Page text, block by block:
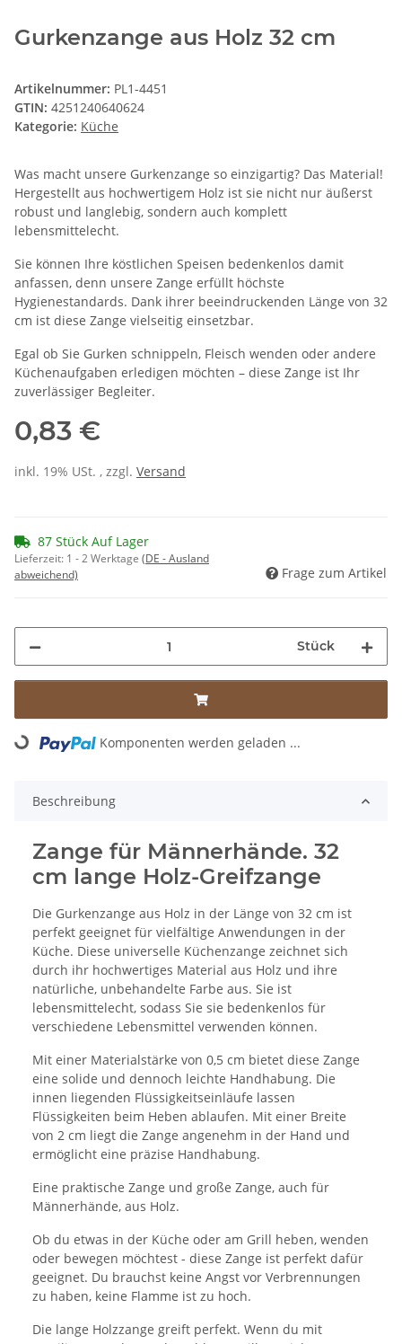
Gurkenzange aus Holz 32 cm
Artikelnummer: PL1-4451
GTIN: 4251240640624
Kategorie: Küche
Was macht unsere Gurkenzange so einzigartig? Das Material!
Hergestellt aus hochwertigem Holz ist sie nicht nur äußerst
robust und langlebig, sondern auch komplett
lebensmittelecht.
Sie können Ihre köstlichen Speisen bedenkenlos damit
anfassen, denn unsere Zange erfüllt höchste
Hygienestandards. Dank ihrer beeindruckenden Länge von 32
cm ist diese Zange vielseitig einsetzbar.
Egal ob Sie Gurken schnippeln, Fleisch wenden oder andere
Küchenaufgaben erledigen möchten – diese Zange ist Ihr
zuverlässiger Begleiter.
0,83 €
inkl. 19% USt. , zzgl. Versand
87 Stück Auf Lager
Lieferzeit: 1 - 2 Werktage (DE - Ausland
abweichend)
Frage zum Artikel
Stück
Loading... Komponenten werden geladen ...
Beschreibung
Zange für Männerhände. 32
cm lange Holz-Greifzange
Die Gurkenzange aus Holz in der Länge von 32 cm ist
perfekt geeignet für vielfältige Anwendungen in der
Küche. Diese universelle Küchenzange zeichnet sich
durch ihr hochwertiges Material aus Holz und ihre
natürliche, unbehandelte Farbe aus. Sie ist
lebensmittelecht, sodass Sie sie bedenkenlos für
verschiedene Lebensmittel verwenden können.
Mit einer Materialstärke von 0,5 cm bietet diese Zange
eine solide und dennoch leichte Handhabung. Die
innen liegenden Flüssigkeitseinläufe lassen
Flüssigkeiten beim Heben ablaufen. Mit einer Breite
von 2 cm liegt die Zange angenehm in der Hand und
ermöglicht eine präzise Handhabung.
Eine praktische Zange und große Zange, auch für
Männerhände, aus Holz.
Ob du etwas in der Küche oder am Grill heben, wenden
oder bewegen möchtest - diese Zange ist perfekt dafür
geeignet. Du brauchst keine Angst vor Verbrennungen
zu haben, keine Flamme ist zu hoch.
Die lange Holzzange greift perfekt. Wenn du mit